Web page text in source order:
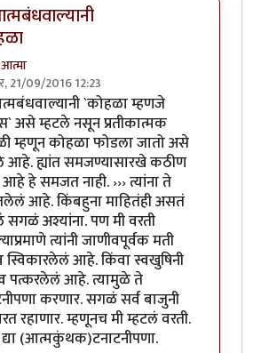
आत्मा
21/09/2016 12:23
toआत्मबंधवाल्यानी `कोहळा म्हणजे
`कोहळा म्हणजे
असे म्हटले नसून प्रतीकात्मक
म्हणून कोहळा फोडला जातो असे
आहे. ह्यांत समजण्यासारखे कठीण
हे समजत नाही. ››› त्यांना ते
आहे. किंबहुना माहितंही असतं
अश्यांना. पण मी वरती
त्यांनी जाणीवपूर्वक मती
स्विकारलेलं आहे. किंवा स्वखुषिनी
पत्करलेलं आहे. त्यामुळे ते
करणार. सगळं सर्व बाजुनी
रहाणार. म्हणूनच मी म्हटलं वरती.
(आत्मकुंथक)टनाटनीपणा.